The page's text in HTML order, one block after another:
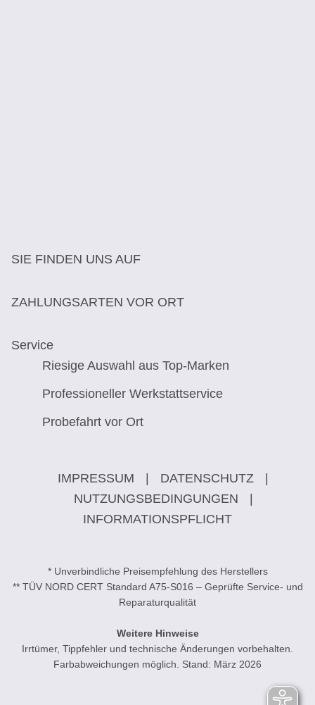
SIE FINDEN UNS AUF
ZAHLUNGSARTEN VOR ORT
Service
Riesige Auswahl aus Top-Marken
Professioneller Werkstattservice
Probefahrt vor Ort
IMPRESSUM DATENSCHUTZ
NUTZUNGSBEDINGUNGEN
INFORMATIONSPFLICHT
* Unverbindliche Preisempfehlung des Herstellers
** TÜV NORD CERT Standard A75-S016 – Geprüfte Service- und
Reparaturqualität
Weitere Hinweise
Irrtümer, Tippfehler und technische Änderungen vorbehalten.
Farbabweichungen möglich. Stand: März 2026